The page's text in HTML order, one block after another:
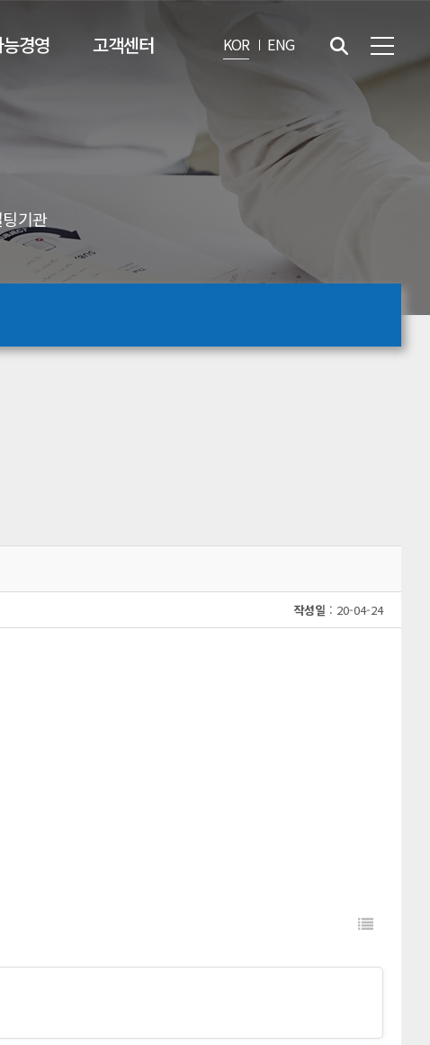
경영 고객센터 KOR ENG
기관
작성일 : 20-04-24